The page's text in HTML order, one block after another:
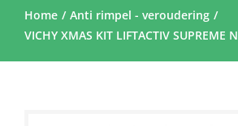
Home
Anti rimpel - veroudering
VICHY XMAS KIT LIFTACTIV SUPREME